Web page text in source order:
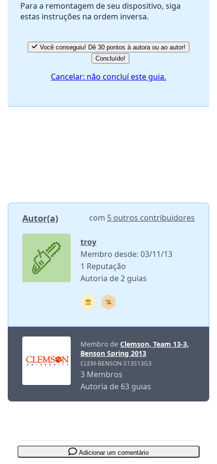
Cancelar Postar comentário
Para a remontagem de seu dispositivo, siga
estas instruções na ordem inversa.
Você conseguiu! Dê 30 pontos à autora ou ao autor!
Concluído!
Cancelar: não concluí este guia.
Autor(a) com 5 outros contribuidores
troy
Membro desde: 03/11/13
1 Reputação
Autoria de 2 guias
Membro de Clemson, Team 13-3,
Benson Spring 2013
CLEM-BENSON-S13S13G3
3 Membros
Autoria de 63 guias
Adicionar um comentário